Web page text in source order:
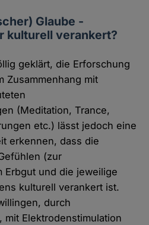
Glaube -
kulturell verankert?
geklärt, die Erforschung
Zusammenhang mit
(Meditation, Trance,
etc.) lässt jedoch eine
erkennen, dass die
(zur
Erbgut und die jeweilige
kulturell verankert ist.
durch
mit Elektrodenstimulation